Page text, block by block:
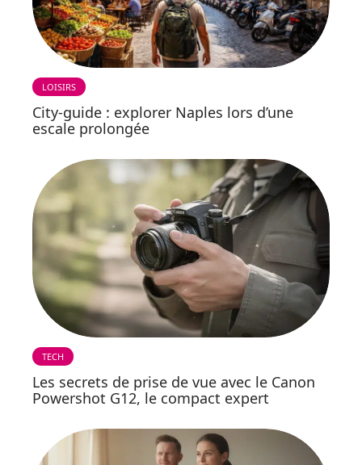
LOISIRS
City-guide : explorer Naples lors d’une
escale prolongée
TECH
Les secrets de prise de vue avec le Canon
Powershot G12, le compact expert